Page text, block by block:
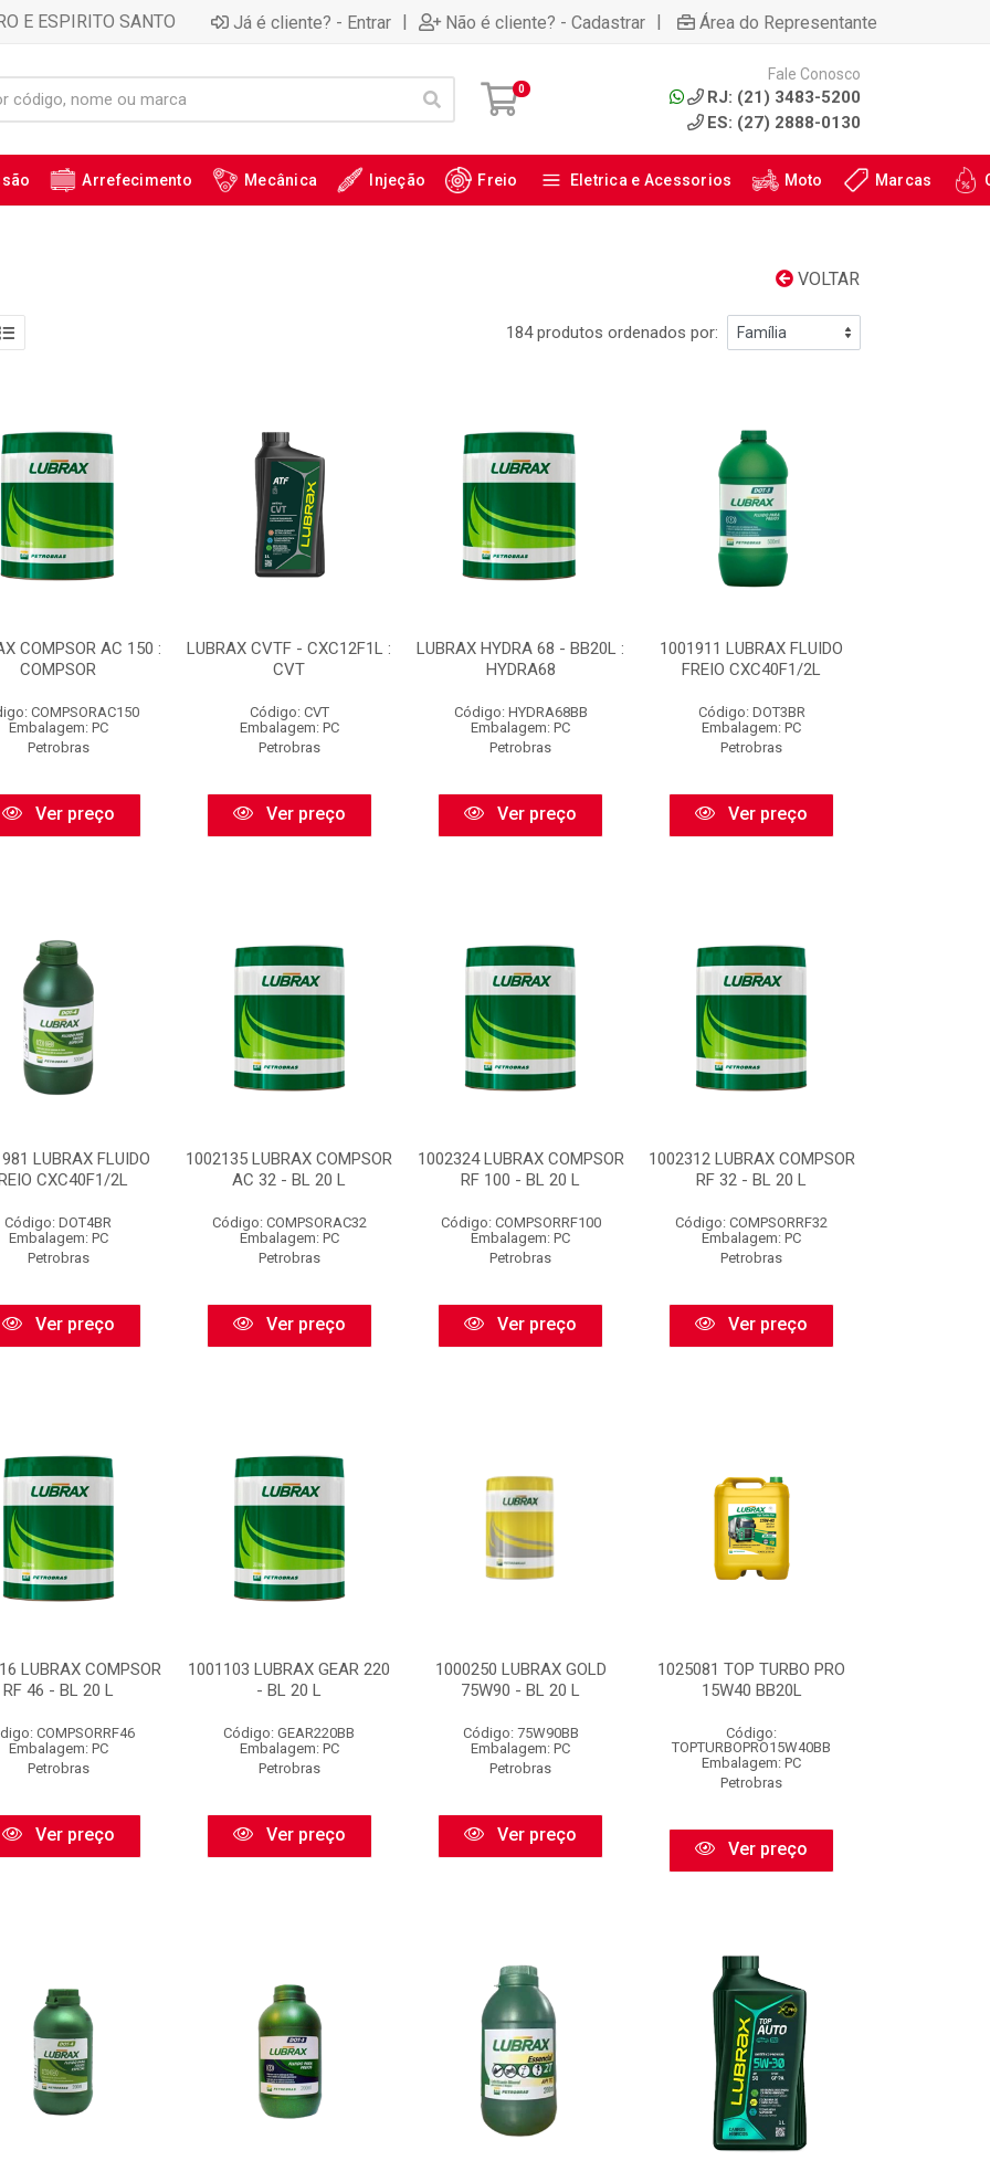
E ESPIRITO SANTO Já é cliente? - Entrar | Não é cliente? - Cadastrar | Área do Representante
0
Fale Conosco
RJ: (21) 3483-5200
ES: (27) 2888-0130
Arrefecimento Mecânica Injeção Freio Eletrica e Acessorios Moto Marcas
VOLTAR
184 produtos ordenados por:
COMPSOR AC 150 :
COMPSOR
COMPSORAC150
Embalagem: PC
Petrobras
Ver preço
LUBRAX CVTF - CXC12F1L :
CVT
Código: CVT
Embalagem: PC
Petrobras
Ver preço
LUBRAX HYDRA 68 - BB20L :
HYDRA68
Código: HYDRA68BB
Embalagem: PC
Petrobras
Ver preço
1001911 LUBRAX FLUIDO
FREIO CXC40F1/2L
Código: DOT3BR
Embalagem: PC
Petrobras
Ver preço
LUBRAX FLUIDO
CXC40F1/2L
Código: DOT4BR
Embalagem: PC
Petrobras
Ver preço
1002135 LUBRAX COMPSOR
AC 32 - BL 20 L
Código: COMPSORAC32
Embalagem: PC
Petrobras
Ver preço
1002324 LUBRAX COMPSOR
RF 100 - BL 20 L
Código: COMPSORRF100
Embalagem: PC
Petrobras
Ver preço
1002312 LUBRAX COMPSOR
RF 32 - BL 20 L
Código: COMPSORRF32
Embalagem: PC
Petrobras
Ver preço
LUBRAX COMPSOR
RF 46 - BL 20 L
COMPSORRF46
Embalagem: PC
Petrobras
Ver preço
1001103 LUBRAX GEAR 220
- BL 20 L
Código: GEAR220BB
Embalagem: PC
Petrobras
Ver preço
1000250 LUBRAX GOLD
75W90 - BL 20 L
Código: 75W90BB
Embalagem: PC
Petrobras
Ver preço
1025081 TOP TURBO PRO
15W40 BB20L
Código:
TOPTURBOPRO15W40BB
Embalagem: PC
Petrobras
Ver preço